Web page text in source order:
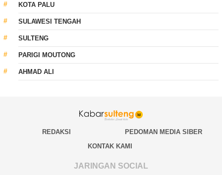
KOTA PALU
SULAWESI TENGAH
SULTENG
PARIGI MOUTONG
AHMAD ALI
REDAKSI
PEDOMAN MEDIA SIBER
KONTAK KAMI
JARINGAN SOCIAL